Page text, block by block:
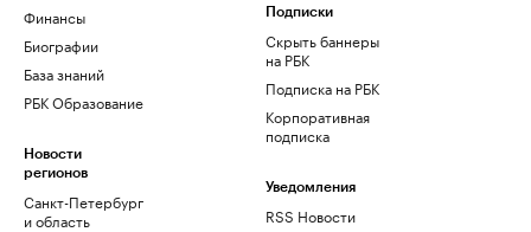
Финансы
Биографии
База знаний
РБК Образование
Новости
регионов
Санкт-Петербург
и область
Подписки
Скрыть баннеры
на РБК
Подписка на РБК
Корпоративная
подписка
Уведомления
RSS Новости